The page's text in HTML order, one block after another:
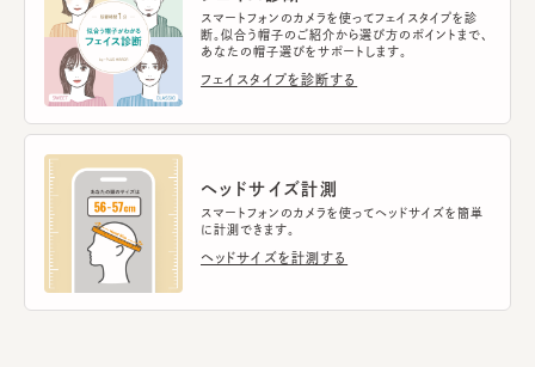
スマートフォンのカメラを使ってフェイスタイプを診
断。似合う帽子のご紹介から選び方のポイントまで、
あなたの帽子選びをサポートします。
フェイスタイプを診断する
ヘッドサイズ計測
スマートフォンのカメラを使ってヘッドサイズを簡単
に計測できます。
ヘッドサイズを計測する